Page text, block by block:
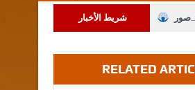
شريط الأخبار
RELATED